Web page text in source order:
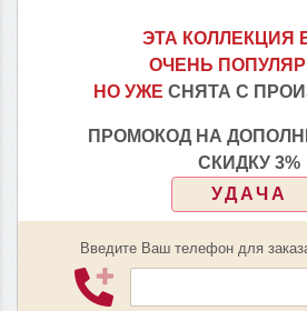
ЭТА КОЛЛЕКЦИЯ
ОЧЕНЬ
НО УЖЕ СНЯТА С
ПРОМОКОД НА
СКИДКУ 3%
УДАЧА
Введите Ваш телефон для